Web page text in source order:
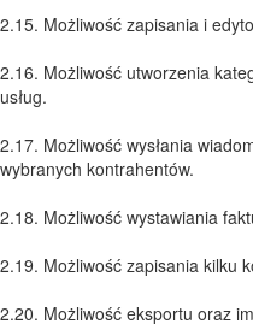
2.15. Możliwość zapisania i
2.16. Możliwość utworzenia
usług.
2.17. Możliwość wysłania
wybranych kontrahentów.
2.18. Możliwość wystawiania
2.19. Możliwość zapisania kilku
2.20. Możliwość eksportu oraz